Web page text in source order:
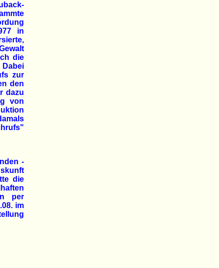
in
die
zur
den
dazu
von
-
die
per
im